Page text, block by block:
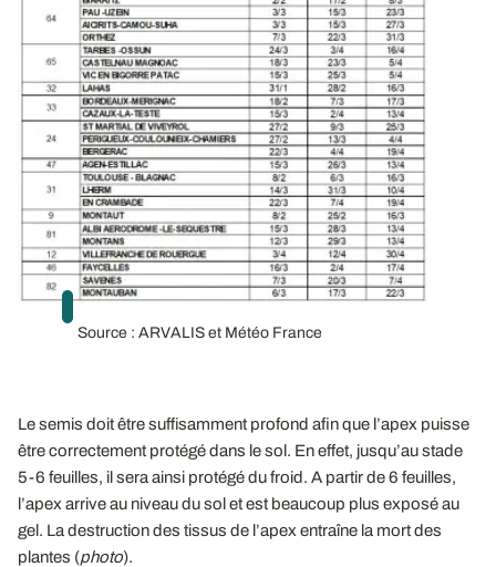
Source : ARVALIS et Météo France
Le semis doit être suffisamment profond afin que l’apex puisse
être correctement protégé dans le sol. En effet, jusqu’au stade
5-6 feuilles, il sera ainsi protégé du froid. A partir de 6 feuilles,
l’apex arrive au niveau du sol et est beaucoup plus exposé au
gel. La destruction des tissus de l’apex entraîne la mort des
plantes (photo).